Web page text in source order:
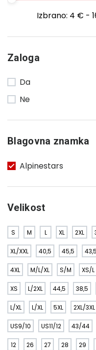
Izbrano: 4 € -
Zaloga
Da
Ne
Blagovna znamka
Alpinestars
Velikost
S M L XL 2XL
XL/XXL 40,5 45,5 43,5
4XL M/L/XL S/M XS/L
XS L/2XL 44,5 38,5
L/XL L/XL 5XL 2XL/3XL
US9/10 US11/12 43/44
12 26 27 28 29